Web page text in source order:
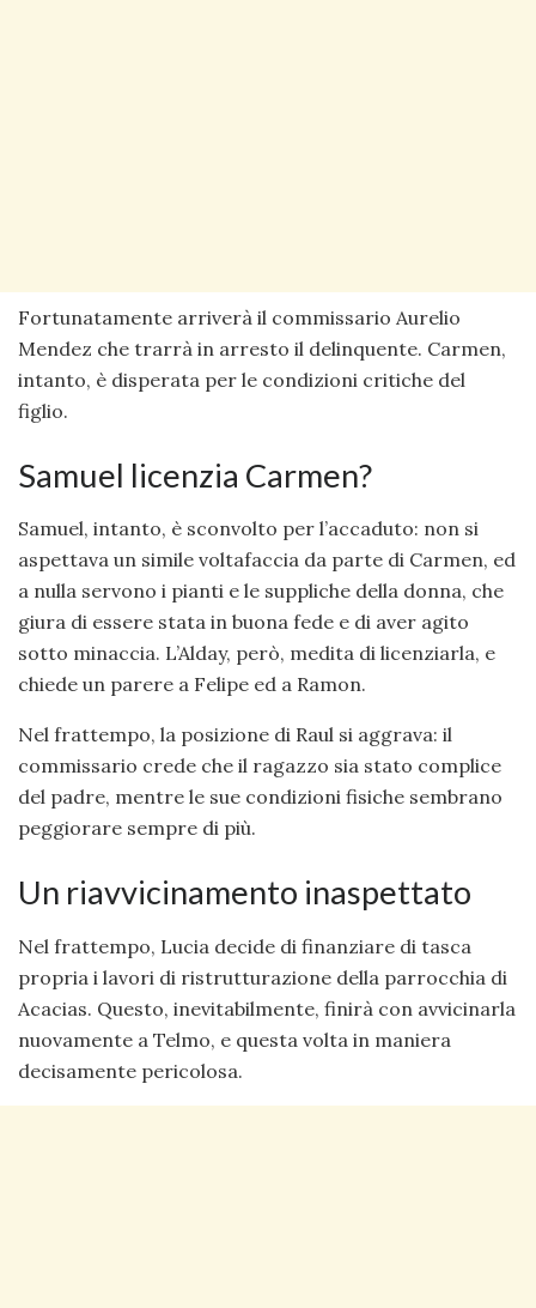
Fortunatamente arriverà il commissario Aurelio
Mendez che trarrà in arresto il delinquente. Carmen,
intanto, è disperata per le condizioni critiche del
figlio.
Samuel licenzia Carmen?
Samuel, intanto, è sconvolto per l’accaduto: non si
aspettava un simile voltafaccia da parte di Carmen, ed
a nulla servono i pianti e le suppliche della donna, che
giura di essere stata in buona fede e di aver agito
sotto minaccia. L’Alday, però, medita di licenziarla, e
chiede un parere a Felipe ed a Ramon.
Nel frattempo, la posizione di Raul si aggrava: il
commissario crede che il ragazzo sia stato complice
del padre, mentre le sue condizioni fisiche sembrano
peggiorare sempre di più.
Un riavvicinamento inaspettato
Nel frattempo, Lucia decide di finanziare di tasca
propria i lavori di ristrutturazione della parrocchia di
Acacias. Questo, inevitabilmente, finirà con avvicinarla
nuovamente a Telmo, e questa volta in maniera
decisamente pericolosa.